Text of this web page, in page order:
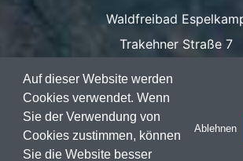
Waldfreibad
Trakehner Straße 7
Auf dieser Website werden
Cookies verwendet. Wenn
Sie der Verwendung von
Cookies zustimmen, können
Sie die Website besser
Ablehnen